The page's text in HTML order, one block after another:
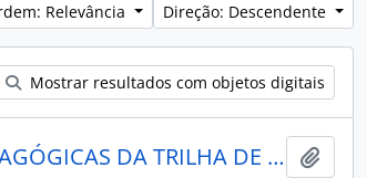
Relevância
Direção: Descendente
Mostrar resultados com objetos digitais
IDENTIFICAÇÃO DAS OPORTUNIDADES PEDAGÓGICAS DA TRILHA DE EDUCAÇÃO AMBIENTAL DO PARQUE NATURAL MORRO DO OSSO